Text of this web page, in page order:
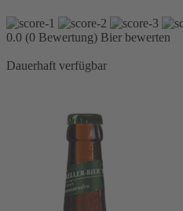
0.0 (0 Bewertung) Bier bewerten
Dauerhaft verfügbar